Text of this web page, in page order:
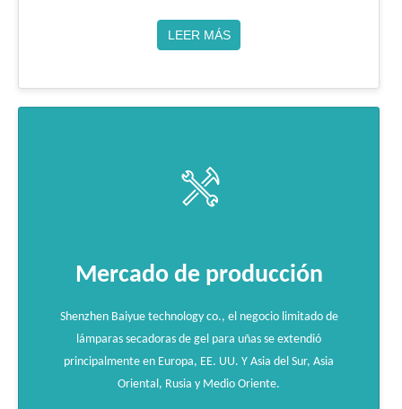
LEER MÁS
Mercado de producción
Shenzhen Baiyue technology co., el negocio limitado de
lámparas secadoras de gel para uñas se extendió
principalmente en Europa, EE. UU. Y Asia del Sur, Asia
Oriental, Rusia y Medio Oriente.